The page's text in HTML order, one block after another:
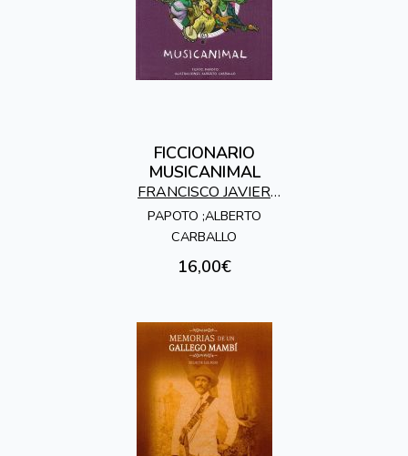
FICCIONARIO
MUSICANIMAL
FRANCISCO JAVIER
GUEDE GARCIA
PAPOTO ;ALBERTO
CARBALLO
16,00€